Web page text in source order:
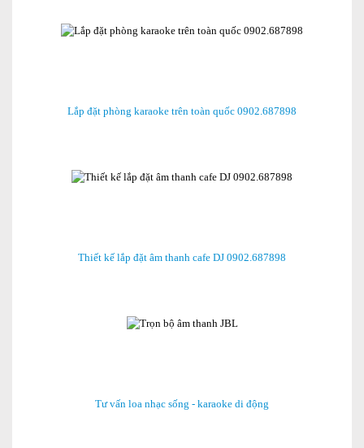
Lắp đặt phòng karaoke trên toàn quốc 0902.687898
Thiết kế lắp đặt âm thanh cafe DJ 0902.687898
Tư vấn loa nhạc sống - karaoke di động